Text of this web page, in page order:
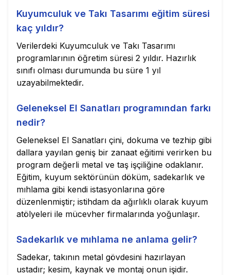
Kuyumculuk ve Takı Tasarımı eğitim süresi
kaç yıldır?
Verilerdeki Kuyumculuk ve Takı Tasarımı
programlarının öğretim süresi 2 yıldır. Hazırlık
sınıfı olması durumunda bu süre 1 yıl
uzayabilmektedir.
Geleneksel El Sanatları programından farkı
nedir?
Geleneksel El Sanatları çini, dokuma ve tezhip gibi
dallara yayılan geniş bir zanaat eğitimi verirken bu
program değerli metal ve taş işçiliğine odaklanır.
Eğitim, kuyum sektörünün döküm, sadekarlık ve
mıhlama gibi kendi istasyonlarına göre
düzenlenmiştir; istihdam da ağırlıklı olarak kuyum
atölyeleri ile mücevher firmalarında yoğunlaşır.
Sadekarlık ve mıhlama ne anlama gelir?
Sadekar, takının metal gövdesini hazırlayan
ustadır; kesim, kaynak ve montaj onun işidir.